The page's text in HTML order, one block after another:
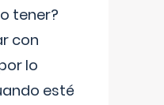
tener?
con
lo
esté